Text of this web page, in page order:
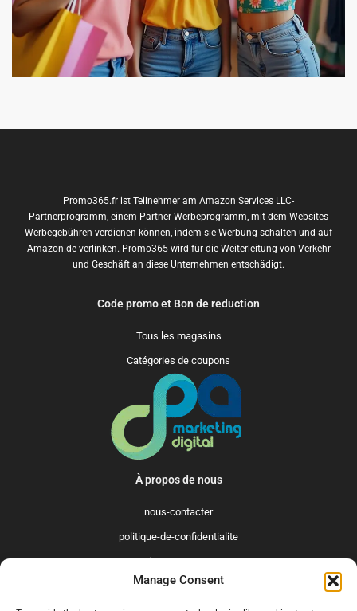
Manage Consent
Promo365.fr ist Teilnehmer am Amazon Services LLC-
Partnerprogramm, einem Partner-Werbeprogramm, mit dem Websites
Werbegebühren verdienen können, indem sie Werbung schalten und auf
Amazon.de verlinken. Promo365 wird für die Weiterleitung von Verkehr
und Geschäft an diese Unternehmen entschädigt.
Code promo et Bon de reduction
Tous les magasins
Catégories de coupons
À propos de nous
nous-contacter
politique-de-confidentialite
qui-sommes-nous